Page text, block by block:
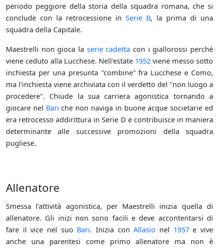
periodo peggiore della storia della squadra romana, che si
conclude con la retrocessione in Serie B, la prima di una
squadra della Capitale.
Maestrelli non gioca la serie cadetta con i giallorossi perché
viene ceduto alla Lucchese. Nell'estate 1952 viene messo sotto
inchiesta per una presunta "combine" fra Lucchese e Como,
ma l'inchiesta viene archiviata con il verdetto del "non luogo a
procedere". Chiude la sua carriera agonistica tornando a
giocare nel Bari che non naviga in buone acque societarie ed
era retrocesso addirittura in Serie D e contribuisce in maniera
determinante alle successive promozioni della squadra
pugliese.
Allenatore
Smessa l'attività agonistica, per Maestrelli inizia quella di
allenatore. Gli inizi non sono facili e deve accontentarsi di
fare il vice nel suo Bari. Inizia conAllasio nel 1957e vive
anche una parentesi come primo allenatore ma non è